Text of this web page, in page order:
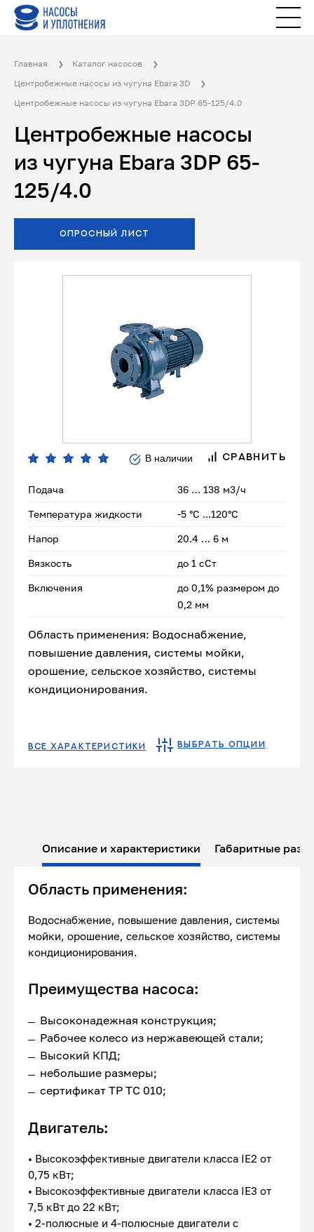
Главная
Каталог насосов
Центробежные насосы из чугуна Ebara 3D
Центробежные насосы из чугуна Ebara 3DP 65-125/4.0
Центробежные насосы
из чугуна Ebara 3DP 65-
125/4.0
ОПРОСНЫЙ ЛИСТ
В наличии СРАВНИТЬ
Подача 36 … 138 м3/ч
Температура жидкости -5 °C ...120°C
Напор 20.4 … 6 м
Вязкость до 1 сСт
Включения
до 0,1% размером до
0,2 мм
Область применения: Водоснабжение,
повышение давления, системы мойки,
орошение, сельское хозяйство, системы
кондиционирования.
ВСЕ ХАРАКТЕРИСТИКИ ВЫБРАТЬ ОПЦИИ
Описание и характеристики Габаритные
Область применения:
Водоснабжение, повышение давления, системы
мойки, орошение, сельское хозяйство, системы
кондиционирования.
Преимущества насоса:
Высоконадежная конструкция;
Рабочее колесо из нержавеющей стали;
Высокий КПД;
небольшие размеры;
сертификат ТР ТС 010;
Двигатель:
• Высокоэффективные двигатели класса IE2 от
0,75 кВт;
• Высокоэффективные двигатели класса IE3 от
7,5 кВт до 22 кВт;
• 2-полюсные и 4-полюсные двигатели с